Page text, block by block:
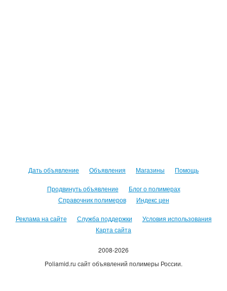
Дать объявление Объявления Магазины Помощь
Продвинуть объявление
Блог о полимерах
Справочник полимеров
Индекс цен
Реклама на сайте Служба поддержки
Условия использования
Карта сайта
2008-2026
Poliamid.ru сайт объявлений полимеры России.